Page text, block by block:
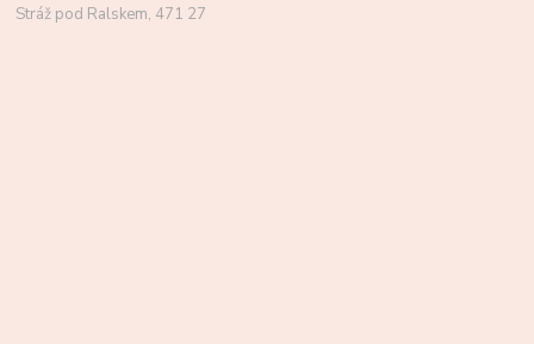
Stráž pod Ralskem, 471 27